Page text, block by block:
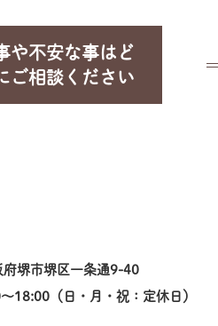
や不安な事はど
ご相談ください
堺市堺区一条通9-40
18:00（日・月・祝：定休日）